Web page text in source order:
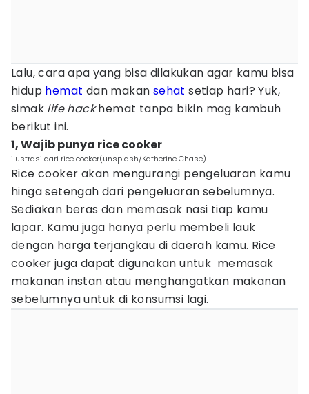
Lalu, cara apa yang bisa dilakukan agar kamu bisa
hidup hemat dan makan sehat setiap hari? Yuk,
simak life hackhemat tanpa bikin mag kambuh
berikut ini.
1, Wajib punya rice cooker
ilustrasi dari rice cooker(unsplash/Katherine Chase)
Rice cooker akan mengurangi pengeluaran kamu
hinga setengah dari pengeluaran sebelumnya.
Sediakan beras dan memasak nasi tiap kamu
lapar. Kamu juga hanya perlu membeli lauk
dengan harga terjangkau di daerah kamu. Rice
cooker juga dapat digunakan untuk memasak
makanan instan atau menghangatkan makanan
sebelumnya untuk di konsumsi lagi.